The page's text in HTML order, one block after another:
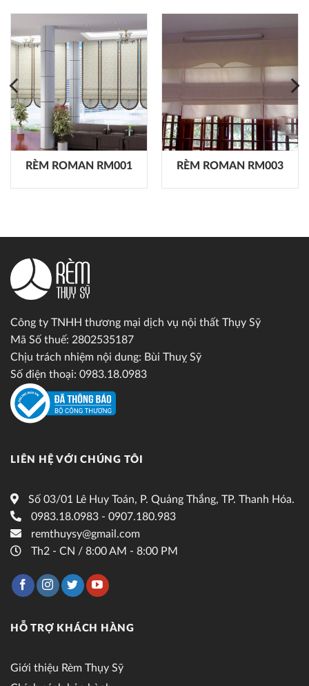
RÈM ROMAN RM001 RÈM ROMAN RM003
Công ty TNHH thương mại dịch vụ nội thất Thụy Sỹ
Mã Số thuế: 2802535187
Chịu trách nhiệm nội dung: Bùi Thuỵ Sỹ
Số điện thoại: 0983.18.0983
LIÊN HỆ VỚI CHÚNG TÔI
Số 03/01 Lê Huy Toán, P. Quảng Thắng, TP. Thanh Hóa.
0983.18.0983 - 0907.180.983
remthuysy@gmail.com
Th2 - CN / 8:00 AM - 8:00 PM
HỖ TRỢ KHÁCH HÀNG
Giới thiệu Rèm Thụy Sỹ